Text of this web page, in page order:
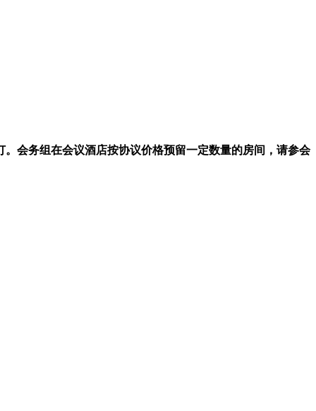
会务组在会议酒店按协议价格预留一定数量的房间，请参会